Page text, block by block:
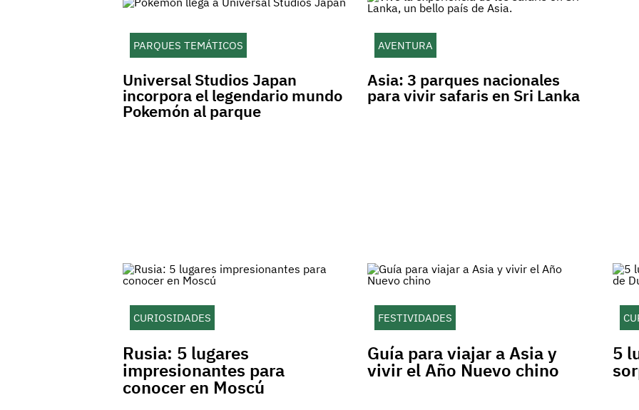
PARQUES TEMÁTICOS
Universal Studios Japan
incorpora el legendario mundo
Pokemón al parque
AVENTURA
Asia: 3 parques nacionales
para vivir safaris en Sri Lanka
CURIOSIDADES
Rusia: 5 lugares
impresionantes para
conocer en Moscú
FESTIVIDADES
Guía para viajar a Asia y
vivir el Año Nuevo chino
5